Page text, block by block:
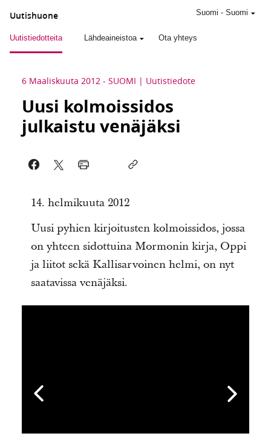
Uutishuone
Uutistiedotteita Lähdeaineistoa Ota yhteys
Suomi - Suomi
6 Maaliskuuta 2012 - SUOMI Uutistiedote
Uusi kolmoissidos
julkaistu venäjäksi
14. helmikuuta 2012
Uusi pyhien kirjoitusten kolmoissidos, jossa
on yhteen sidottuina Mormonin kirja, Oppi
ja liitot sekä Kallisarvoinen helmi, on nyt
saatavissa venäjäksi.